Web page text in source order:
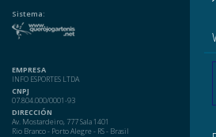
Sistema:
EMPRESA
INFO ESPORTES LTDA
CNPJ
07.804.000/0001-93
DIRECCIÓN
Av. Mostardeiro, 777 Sala 1401
Rio Branco - Porto Alegre - RS - Brasil